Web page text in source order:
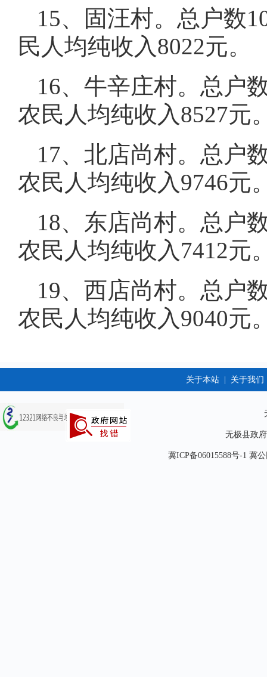
15、固汪村。总户数
民人均纯收入8022元。
16、牛辛庄村。总户
农民人均纯收入8527元
17、北店尚村。总户
农民人均纯收入9746元
18、东店尚村。总户
农民人均纯收入7412元
19、西店尚村。总户
农民人均纯收入9040元